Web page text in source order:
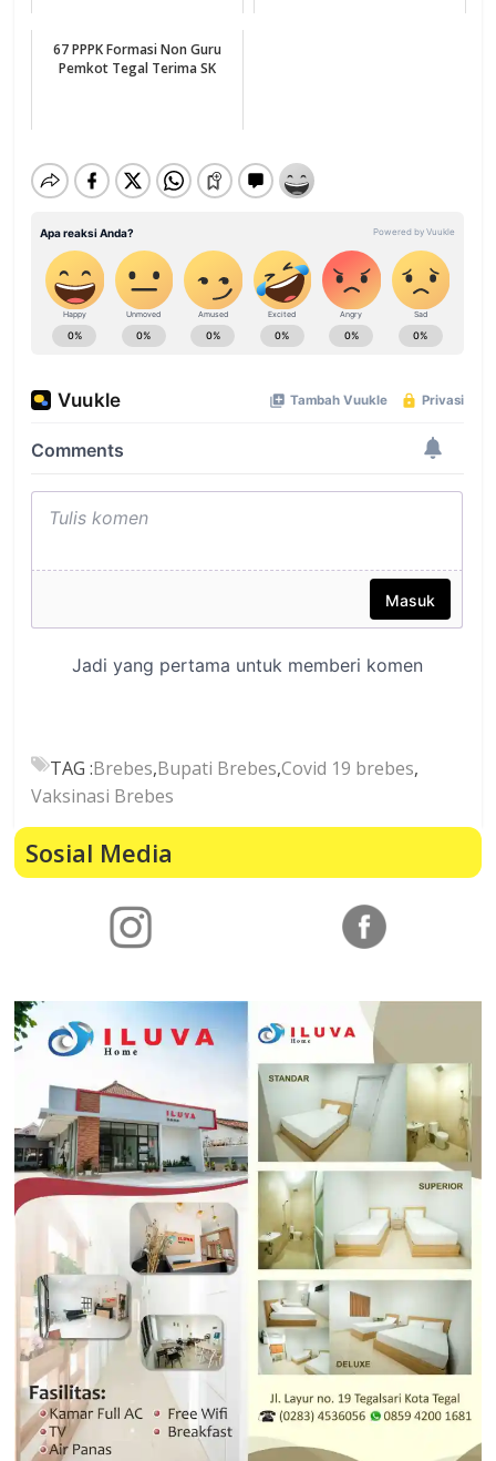
67 PPPK Formasi Non Guru
Pemkot Tegal Terima SK
TAG :Brebes,Bupati Brebes,Covid 19 brebes,
Vaksinasi Brebes
Sosial Media